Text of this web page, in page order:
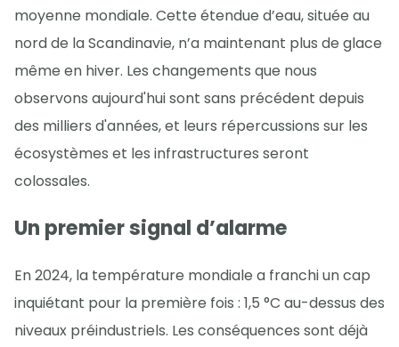
moyenne mondiale. Cette étendue d’eau, située au
nord de la Scandinavie, n’a maintenant plus de glace
même en hiver. Les changements que nous
observons aujourd'hui sont sans précédent depuis
des milliers d'années, et leurs répercussions sur les
écosystèmes et les infrastructures seront
colossales.
Un premier signal d’alarme
En 2024, la température mondiale a franchi un cap
inquiétant pour la première fois : 1,5 °C au-dessus des
niveaux préindustriels. Les conséquences sont déjà